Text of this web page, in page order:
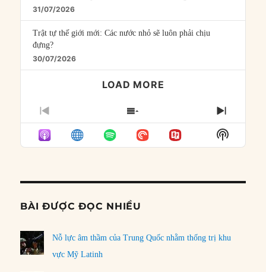
31/07/2026
Trật tự thế giới mới: Các nước nhỏ sẽ luôn phải chịu
đựng?
30/07/2026
LOAD MORE
PREVIOUS
EPISODE
SHOW
EPISODES
LIST
NEXT
Show
Podcast
BÀI ĐƯỢC ĐỌC NHIỀU
Nỗ lực âm thầm của Trung Quốc nhằm thống trị khu
vực Mỹ Latinh